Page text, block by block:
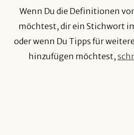
Wenn Du die Definitionen
möchtest, dir ein Stichwort
oder wenn Du Tipps für
hinzufügen möchtest,